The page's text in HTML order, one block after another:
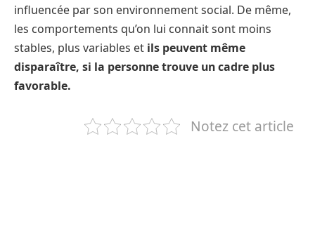
influencée par son environnement social. De même,
les comportements qu’on lui connait sont moins
stables, plus variables et ils peuvent même
disparaître, si la personne trouve un cadre plus
favorable.
Notez cet article